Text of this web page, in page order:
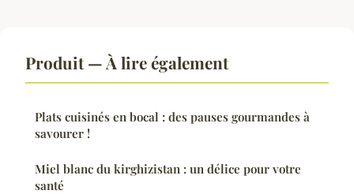
Produit — À lire également
Plats cuisinés en bocal : des pauses gourmandes à
savourer !
Miel blanc du kirghizistan : un délice pour votre
santé